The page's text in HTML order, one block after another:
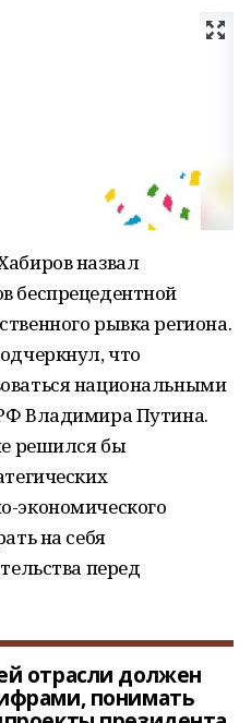
назвал
беспрецедентной
рывка региона.
что
национальными
Владимира Путина.
решился бы
экономического
на себя
перед
отрасли должен
понимать